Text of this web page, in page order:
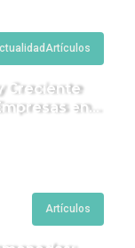
Artículos
Creciente
en
Artículos